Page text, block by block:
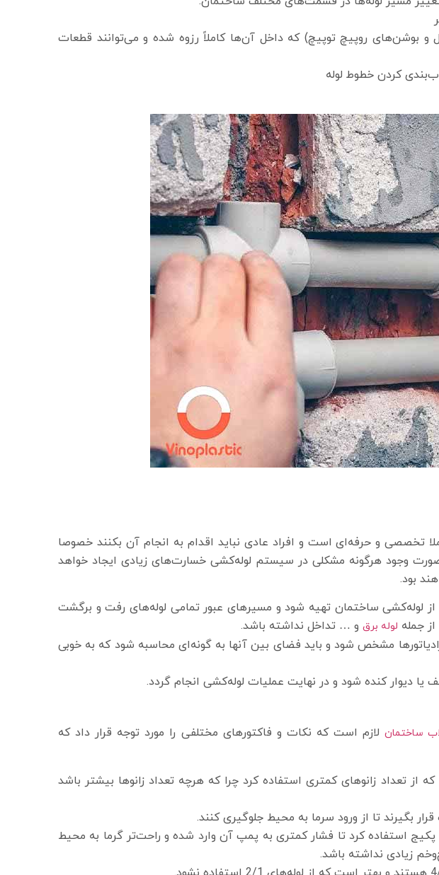
بوشن‌های روپیچ توپیچ) که داخل آن‌ها کاملاً رزوه شده و می‌توانند قطعات
کردن خطوط لوله
تخصصی و حرفه‌ای است و افراد عادی نباید اقدام به انجام آن بکنند خصوصا
وجود هرگونه مشکلی در سیستم لوله‌کشی خسارت‌های زیادی ایجاد خواهد
بود.
از لوله‌کشی ساختمان تهیه شود و مسیرهای عبور تمامی لوله‌های رفت و برگشت
جمله لوله برق و … تداخل نداشته باشد.
مشخص شود و باید فضای بین آنها به گونه‌ای محاسبه شود که به خوبی
یا دیوار کنده شود و در نهایت عملیات لوله‌کشی انجام گردد.
ساختمانلازم است که نکات و فاکتورهای مختلفی را مورد توجه قرار داد که
از تعداد زانوهای کمتری استفاده کرد چرا که هرچه تعداد زانوها بیشتر باشد
بگیرند تا از ورود سرما به محیط جلوگیری کنند.
استفاده کرد تا فشار کمتری به پمپ آن وارد شده و راحت‌تر گرما به محیط
زیادی نداشته باشد.